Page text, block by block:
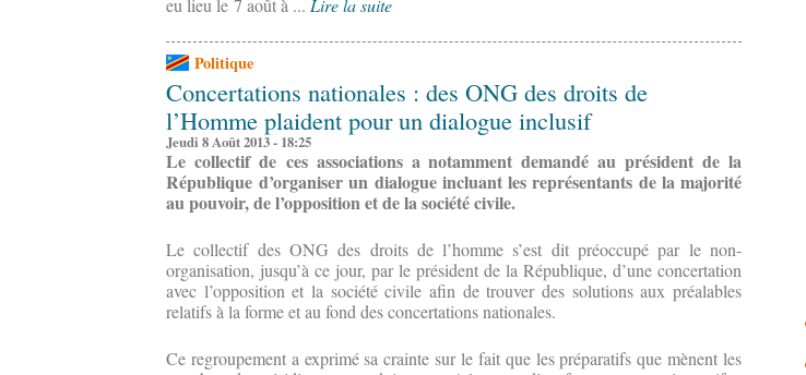
Politique
Concertations nationales : des ONG des droits de
l’Homme plaident pour un dialogue inclusif
Jeudi 8 Août 2013 - 18:25
Le collectif de ces associations a notamment demandé au président de la
République d’organiser un dialogue incluant les représentants de la majorité
au pouvoir, de l’opposition et de la société civile.
Le collectif des ONG des droits de l’homme s’est dit préoccupé par le non-
organisation, jusqu’à ce jour, par le président de la République, d’une concertation
avec l’opposition et la société civile afin de trouver des solutions aux préalables
relatifs à la forme et au fond des concertations nationales.
Ce regroupement a exprimé sa crainte sur le fait que les préparatifs que mènent les